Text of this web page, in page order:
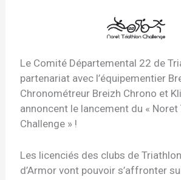
Le Comité Départemental 22 de
partenariat avec l’équipementier
Chronométreur Breizh Chrono et
annoncent le lancement du « Noret
Challenge » !
Les licenciés des clubs de
d’Armor vont pouvoir s’affronter